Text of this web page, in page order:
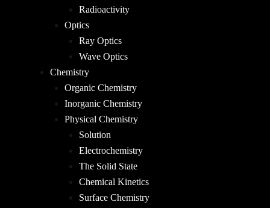
Radioactivity
Optics
Ray Optics
Wave Optics
Chemistry
Organic Chemistry
Inorganic Chemistry
Physical Chemistry
Solution
Electrochemistry
The Solid State
Chemical Kinetics
Surface Chemistry